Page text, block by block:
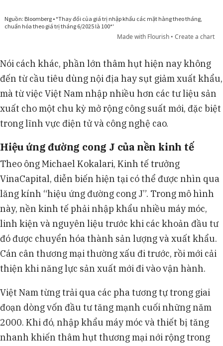
Nói cách khác, phần lớn thâm hụt hiện nay không
đến từ cầu tiêu dùng nội địa hay sụt giảm xuất khẩu,
mà từ việc Việt Nam nhập nhiều hơn các tư liệu sản
xuất cho một chu kỳ mở rộng công suất mới, đặc biệt
trong lĩnh vực điện tử và công nghệ cao.
Hiệu ứng đường cong J của nền kinh tế
Theo ông Michael Kokalari, Kinh tế trưởng
VinaCapital, diễn biến hiện tại có thể được nhìn qua
lăng kính “hiệu ứng đường cong J”. Trong mô hình
này, nền kinh tế phải nhập khẩu nhiều máy móc,
linh kiện và nguyên liệu trước khi các khoản đầu tư
đó được chuyển hóa thành sản lượng và xuất khẩu.
Cán cân thương mại thường xấu đi trước, rồi mới cải
thiện khi năng lực sản xuất mới đi vào vận hành.
Việt Nam từng trải qua các pha tương tự trong giai
đoạn dòng vốn đầu tư tăng mạnh cuối những năm
2000. Khi đó, nhập khẩu máy móc và thiết bị tăng
nhanh khiến thâm hụt thương mại nới rộng trong